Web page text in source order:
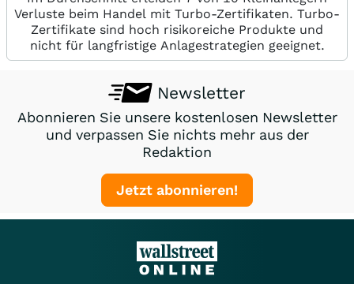
Verluste beim Handel mit Turbo-Zertifikaten. Turbo-
Zertifikate sind hoch risikoreiche Produkte und
nicht für langfristige Anlagestrategien geeignet.
Newsletter
Abonnieren Sie unsere kostenlosen Newsletter
und verpassen Sie nichts mehr aus der
Redaktion
Jetzt abonnieren!